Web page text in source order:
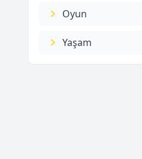
Oyun
Yaşam